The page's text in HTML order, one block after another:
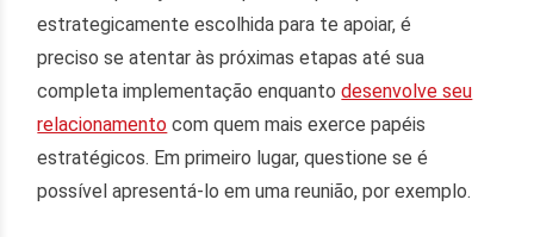
estrategicamente escolhida para te apoiar, é
preciso se atentar às próximas etapas até sua
completa implementação enquantodesenvolve seu
relacionamento com quem mais exerce papéis
estratégicos. Em primeiro lugar, questione se é
possível apresentá-lo em uma reunião, por exemplo.